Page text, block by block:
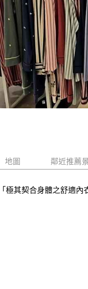
地圖 鄰近推薦
極其契合身體之舒適